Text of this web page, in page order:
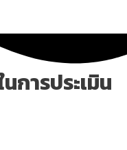
การประเมิน